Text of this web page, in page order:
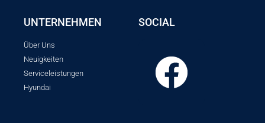
UNTERNEHMEN
Über Uns
Neuigkeiten
Serviceleistungen
Hyundai
SOCIAL